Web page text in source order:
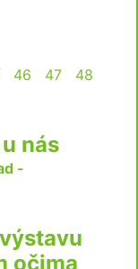
46 47
48
nás
-
očima